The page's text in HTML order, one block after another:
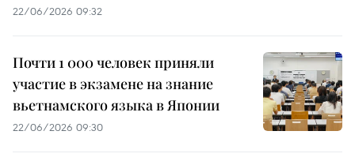
22/06/2026 09:32
Почти 1 000 человек приняли
участие в экзамене на знание
вьетнамского языка в Японии
22/06/2026 09:30